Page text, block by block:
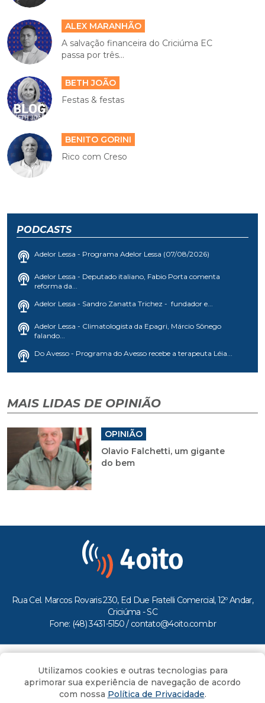
ALEX MARANHÃO
A salvação financeira do Criciúma EC
passa por três...
BETH JOÃO
Festas & festas
BENITO GORINI
Rico com Creso
PODCASTS
Adelor Lessa - Programa Adelor Lessa (07/08/2026)
Adelor Lessa - Deputado italiano, Fabio Porta comenta
reforma da...
Adelor Lessa - Sandro Zanatta Trichez - fundador e...
Adelor Lessa - Climatologista da Epagri, Márcio Sônego
falando...
Do Avesso - Programa do Avesso recebe a terapeuta Léia...
MAIS LIDAS DE OPINIÃO
OPINIÃO
Olavio Falchetti, um gigante
do bem
Rua Cel. Marcos Rovaris 230, Ed Due Fratelli Comercial, 12º Andar,
Criciúma - SC
Fone: (48) 3431-5150 / contato@4oito.com.br
Todos os direitos reservados ao Portal 4oito
Utilizamos cookies e outras tecnologias para
aprimorar sua experiência de navegação de acordo
com nossa Política de Privacidade.